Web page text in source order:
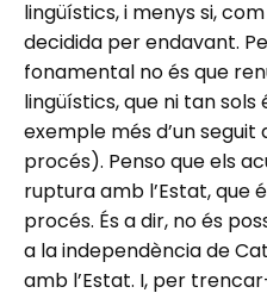
lingüístics, i menys si,
decidida per endavant.
fonamental no és que
lingüístics, que ni tan
exemple més d’un seguit
procés). Penso que els
ruptura amb l’Estat, que
procés. És a dir, no és
a la independència de
amb l’Estat. I, per